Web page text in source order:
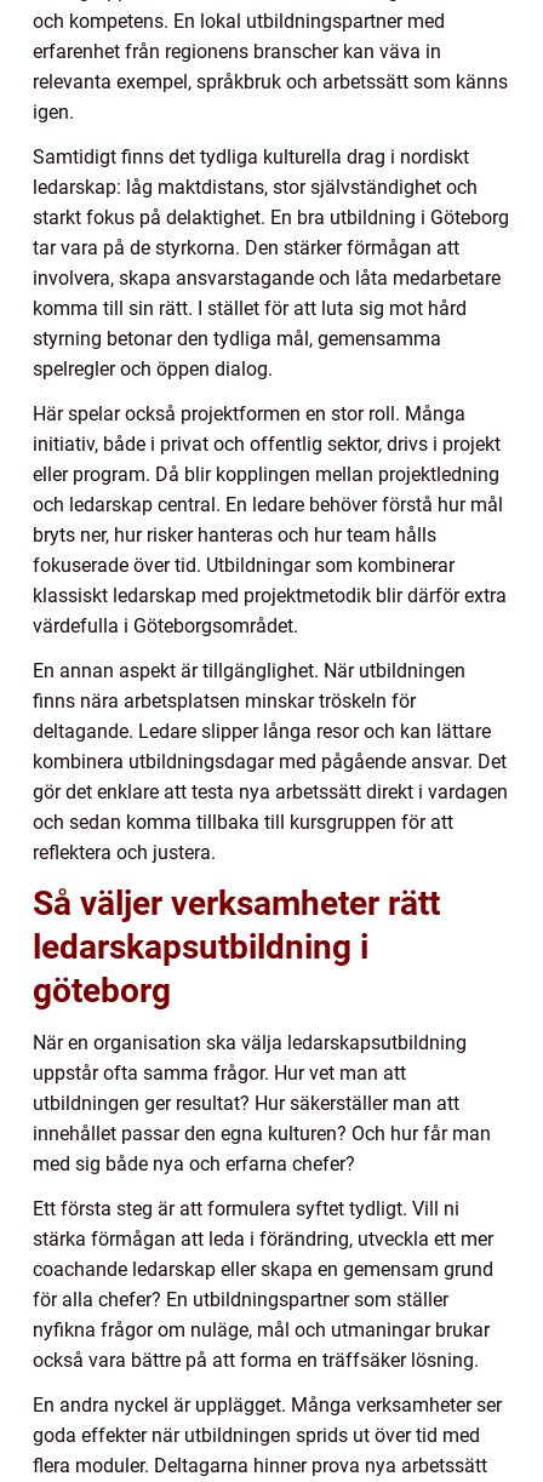
och kompetens. En lokal utbildningspartner med
erfarenhet från regionens branscher kan väva in
relevanta exempel, språkbruk och arbetssätt som känns
igen.
Samtidigt finns det tydliga kulturella drag i nordiskt
ledarskap: låg maktdistans, stor självständighet och
starkt fokus på delaktighet. En bra utbildning i Göteborg
tar vara på de styrkorna. Den stärker förmågan att
involvera, skapa ansvarstagande och låta medarbetare
komma till sin rätt. I stället för att luta sig mot hård
styrning betonar den tydliga mål, gemensamma
spelregler och öppen dialog.
Här spelar också projektformen en stor roll. Många
initiativ, både i privat och offentlig sektor, drivs i projekt
eller program. Då blir kopplingen mellan projektledning
och ledarskap central. En ledare behöver förstå hur mål
bryts ner, hur risker hanteras och hur team hålls
fokuserade över tid. Utbildningar som kombinerar
klassiskt ledarskap med projektmetodik blir därför extra
värdefulla i Göteborgsområdet.
En annan aspekt är tillgänglighet. När utbildningen
finns nära arbetsplatsen minskar tröskeln för
deltagande. Ledare slipper långa resor och kan lättare
kombinera utbildningsdagar med pågående ansvar. Det
gör det enklare att testa nya arbetssätt direkt i vardagen
och sedan komma tillbaka till kursgruppen för att
reflektera och justera.
Så väljer verksamheter rätt
ledarskapsutbildning i
göteborg
När en organisation ska välja ledarskapsutbildning
uppstår ofta samma frågor. Hur vet man att
utbildningen ger resultat? Hur säkerställer man att
innehållet passar den egna kulturen? Och hur får man
med sig både nya och erfarna chefer?
Ett första steg är att formulera syftet tydligt. Vill ni
stärka förmågan att leda i förändring, utveckla ett mer
coachande ledarskap eller skapa en gemensam grund
för alla chefer? En utbildningspartner som ställer
nyfikna frågor om nuläge, mål och utmaningar brukar
också vara bättre på att forma en träffsäker lösning.
En andra nyckel är upplägget. Många verksamheter ser
goda effekter när utbildningen sprids ut över tid med
flera moduler. Deltagarna hinner prova nya arbetssätt